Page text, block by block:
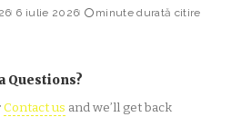
6 iulie 2026
minute durată citire
Questions?
Contact us and we’ll get back